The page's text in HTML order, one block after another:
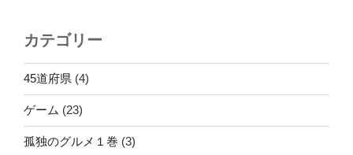
カテゴリー
45道府県 (4)
ゲーム (23)
孤独のグルメ１巻 (3)